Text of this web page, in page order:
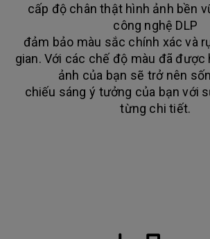
cấp độ chân thật hình ảnh bền
công nghệ DLP
đảm bảo màu sắc chính xác và
gian. Với các chế độ màu đã được
ảnh của bạn sẽ trở nên
chiếu sáng ý tưởng của bạn với
từng chi tiết.